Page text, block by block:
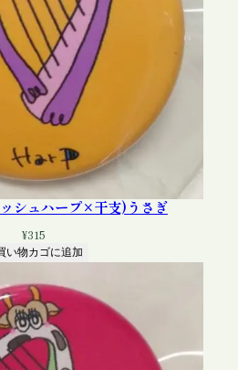
シュハープ×干支)うさぎ
¥315
い物カゴに追加